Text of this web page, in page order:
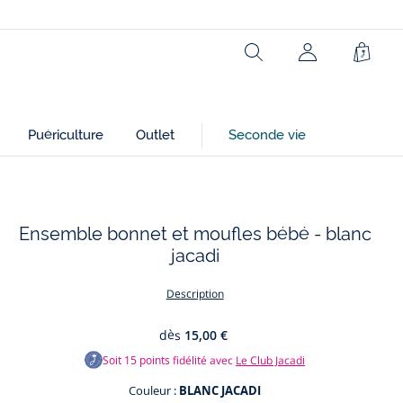
Rechercher
Puériculture Outlet Seconde vie
Ensemble bonnet et moufles bébé - blanc
jacadi
Description
dès 15,00 €
Soit 15 points fidélité avec Le Club Jacadi
Couleur : BLANC JACADI